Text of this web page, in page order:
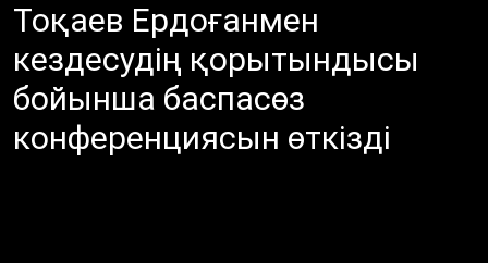
Тоқаев Ердоғанмен
кездесудің қорытындысы
бойынша баспасөз
конференциясын өткізді